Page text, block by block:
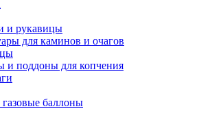
и рукавицы
для каминов и очагов
и поддоны для копчения
баллоны